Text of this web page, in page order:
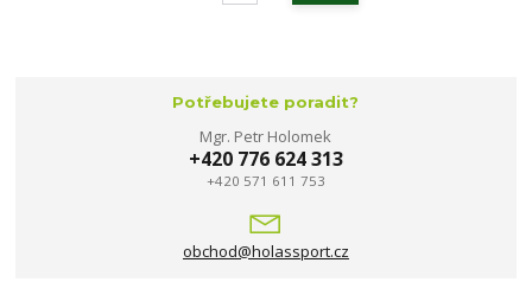
Potřebujete poradit?
Mgr. Petr Holomek
+420 776 624 313
+420 571 611 753
obchod@holassport.cz